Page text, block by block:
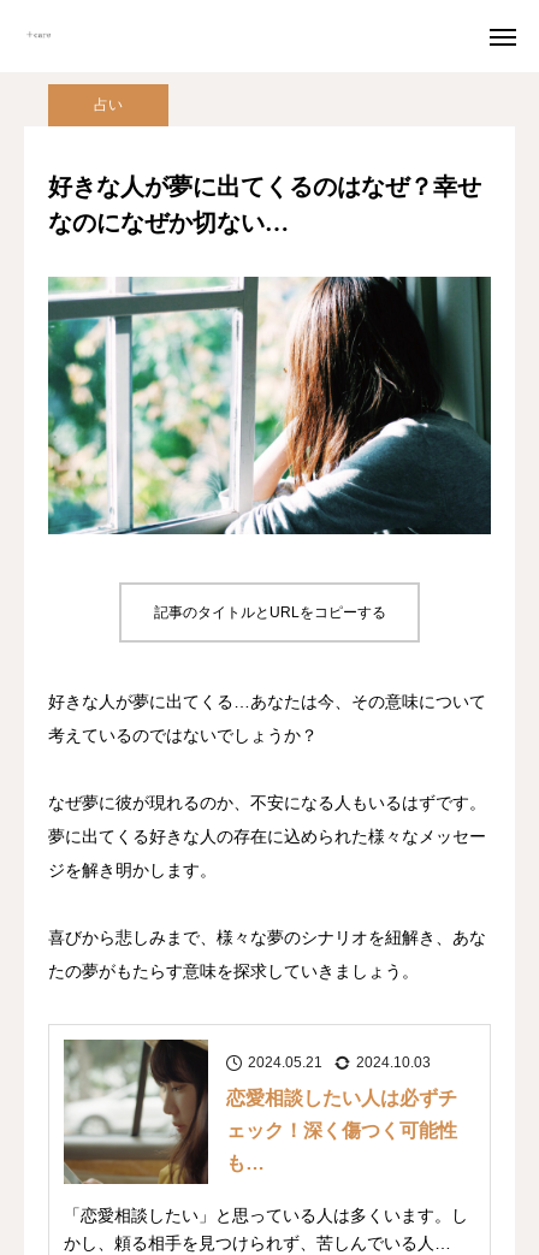
占い
好きな人が夢に出てくるのはなぜ？幸せ
なのになぜか切ない…
記事のタイトルとURLをコピーする
好きな人が夢に出てくる…あなたは今、その意味について
考えているのではないでしょうか？
なぜ夢に彼が現れるのか、不安になる人もいるはずです。
夢に出てくる好きな人の存在に込められた様々なメッセー
ジを解き明かします。
喜びから悲しみまで、様々な夢のシナリオを紐解き、あな
たの夢がもたらす意味を探求していきましょう。
2024.05.21 2024.10.03
恋愛相談したい人は必ずチ
ェック！深く傷つく可能性
も…
「恋愛相談したい」と思っている人は多くいます。し
かし、頼る相手を見つけられず、苦しんでいる人
はじまり
すべて
両思い
片思い
告白
失恋